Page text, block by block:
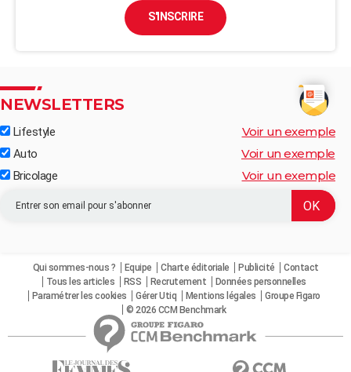
S'INSCRIRE
NEWSLETTERS
Lifestyle Voir un exemple
Auto Voir un exemple
Bricolage Voir un exemple
Qui sommes-nous ? Equipe Charte éditoriale Publicité
Contact
Tous les articles
RSS Recrutement
Données personnelles
Paramétrer les cookies
Gérer Utiq Mentions légales
Groupe Figaro
© 2026 CCM Benchmark